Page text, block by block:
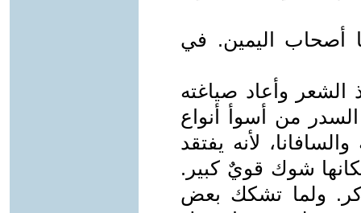
أصحاب اليمين. في
وأعاد صياغته
من أسوأ أنواع
لأنه يفتقد
شوك قويٌ كبير.
ولما تشكك بعض